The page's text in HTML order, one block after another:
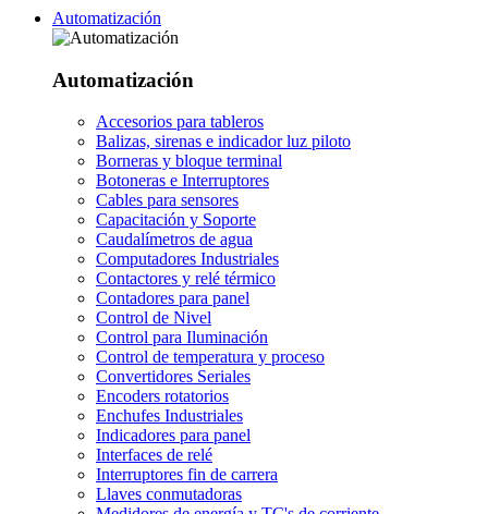
Automatización
Automatización
Accesorios para tableros
Balizas, sirenas e indicador luz piloto
Borneras y bloque terminal
Botoneras e Interruptores
Cables para sensores
Capacitación y Soporte
Caudalímetros de agua
Computadores Industriales
Contactores y relé térmico
Contadores para panel
Control de Nivel
Control para Iluminación
Control de temperatura y proceso
Convertidores Seriales
Encoders rotatorios
Enchufes Industriales
Indicadores para panel
Interfaces de relé
Interruptores fin de carrera
Llaves conmutadoras